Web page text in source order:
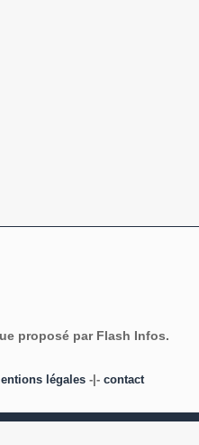
proposé par Flash Infos.
légales -|- contact